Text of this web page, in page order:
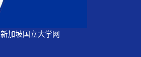
新加坡国立大学网